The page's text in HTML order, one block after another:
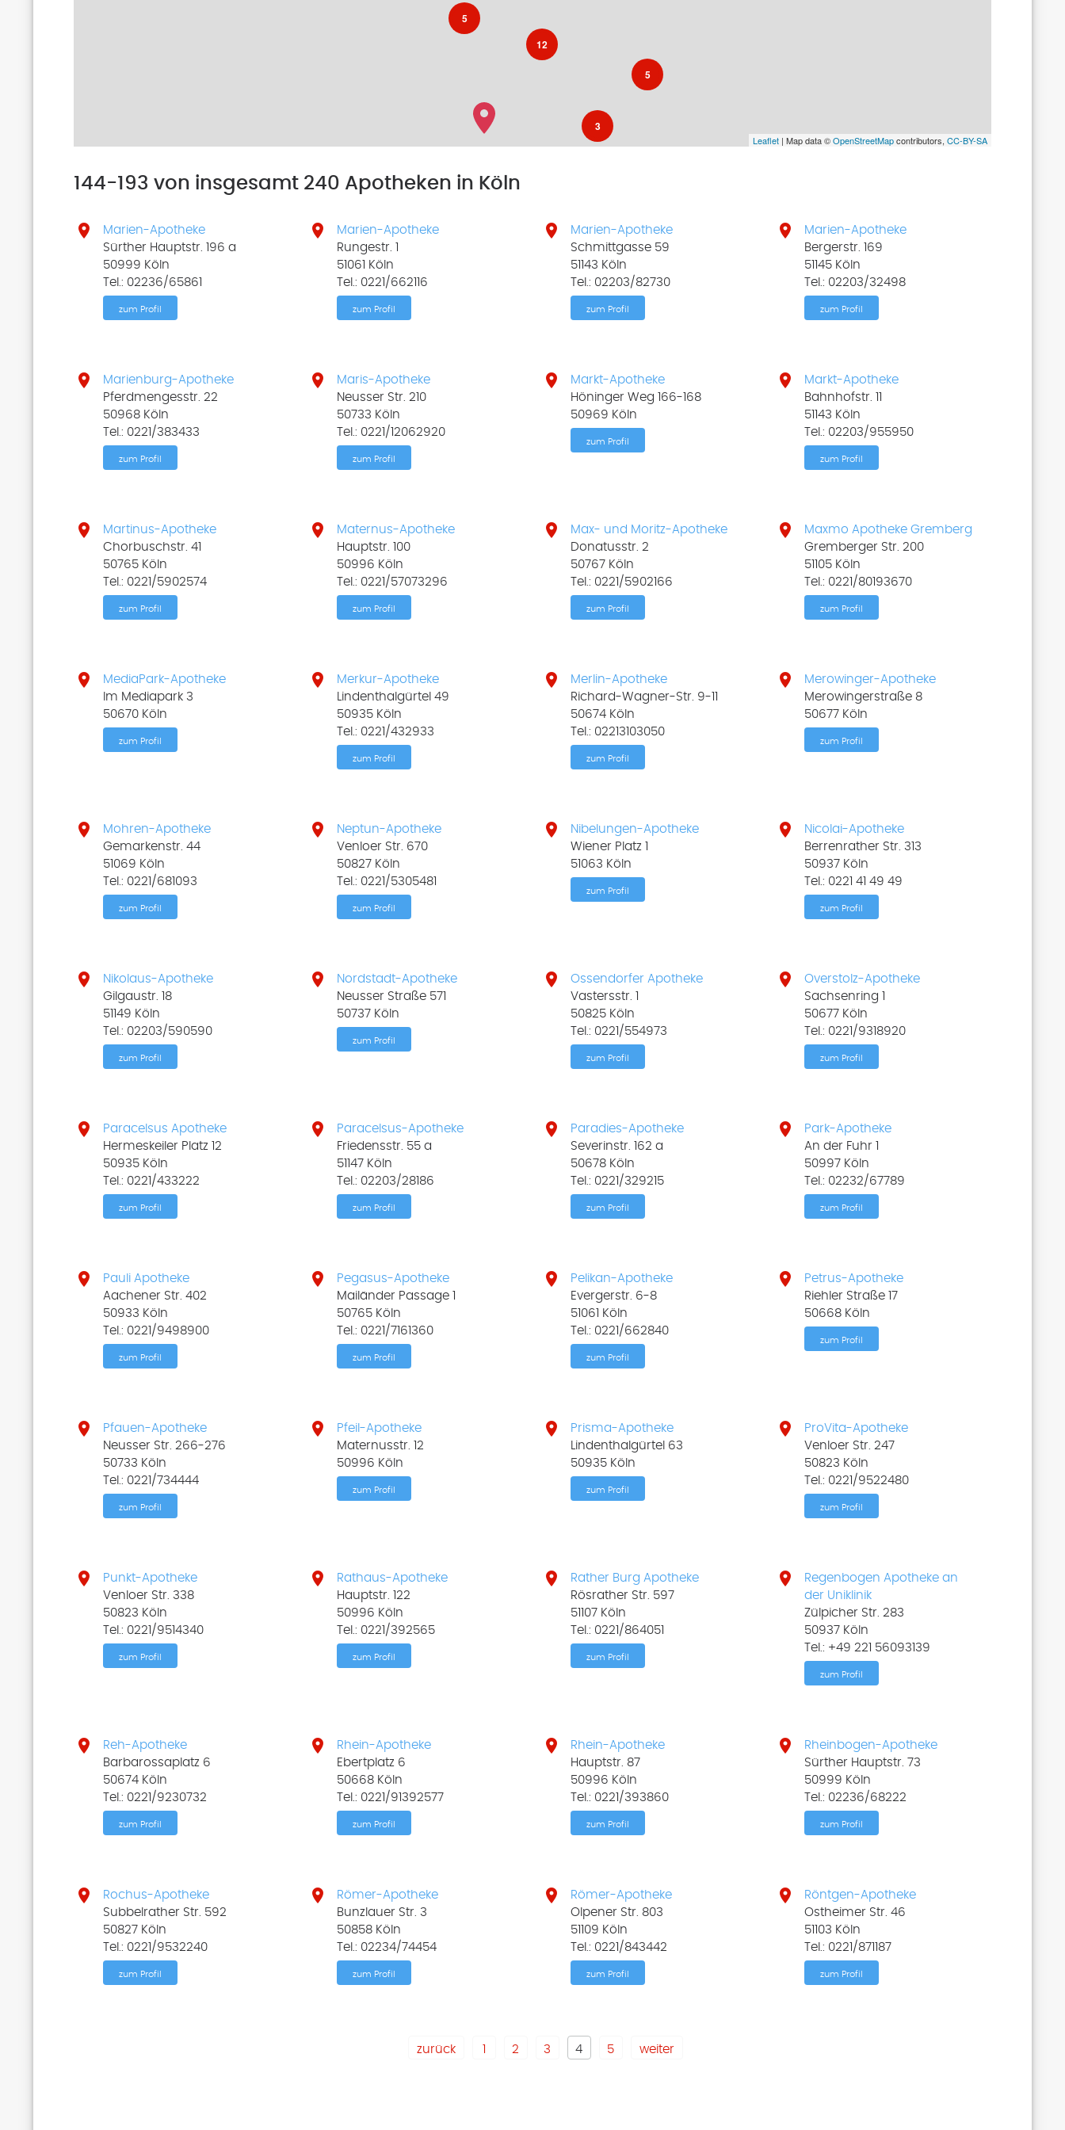
5
5
12
3
Leaflet| Map data ©OpenStreetMapcontributors, CC-BY-SA
144-193 von insgesamt 240 Apotheken in Köln

Marien-Apotheke
Sürther Hauptstr. 196 a
50999 Köln
Tel.: 02236/65861
zum Profil

Marien-Apotheke
Rungestr. 1
51061 Köln
Tel.: 0221/662116
zum Profil

Marien-Apotheke
Schmittgasse 59
51143 Köln
Tel.: 02203/82730
zum Profil

Marien-Apotheke
Bergerstr. 169
51145 Köln
Tel.: 02203/32498
zum Profil

Marienburg-Apotheke
Pferdmengesstr. 22
50968 Köln
Tel.: 0221/383433
zum Profil

Maris-Apotheke
Neusser Str. 210
50733 Köln
Tel.: 0221/12062920
zum Profil

Markt-Apotheke
Höninger Weg 166-168
50969 Köln
zum Profil

Markt-Apotheke
Bahnhofstr. 11
51143 Köln
Tel.: 02203/955950
zum Profil

Martinus-Apotheke
Chorbuschstr. 41
50765 Köln
Tel.: 0221/5902574
zum Profil

Maternus-Apotheke
Hauptstr. 100
50996 Köln
Tel.: 0221/57073296
zum Profil

Max- und Moritz-Apotheke
Donatusstr. 2
50767 Köln
Tel.: 0221/5902166
zum Profil

Maxmo Apotheke Gremberg
Gremberger Str. 200
51105 Köln
Tel.: 0221/80193670
zum Profil

MediaPark-Apotheke
Im Mediapark 3
50670 Köln
zum Profil

Merkur-Apotheke
Lindenthalgürtel 49
50935 Köln
Tel.: 0221/432933
zum Profil

Merlin-Apotheke
Richard-Wagner-Str. 9-11
50674 Köln
Tel.: 02213103050
zum Profil

Merowinger-Apotheke
Merowingerstraße 8
50677 Köln
zum Profil

Mohren-Apotheke
Gemarkenstr. 44
51069 Köln
Tel.: 0221/681093
zum Profil

Neptun-Apotheke
Venloer Str. 670
50827 Köln
Tel.: 0221/5305481
zum Profil

Nibelungen-Apotheke
Wiener Platz 1
51063 Köln
zum Profil

Nicolai-Apotheke
Berrenrather Str. 313
50937 Köln
Tel.: 0221 41 49 49
zum Profil

Nikolaus-Apotheke
Gilgaustr. 18
51149 Köln
Tel.: 02203/590590
zum Profil

Nordstadt-Apotheke
Neusser Straße 571
50737 Köln
zum Profil

Ossendorfer Apotheke
Vastersstr. 1
50825 Köln
Tel.: 0221/554973
zum Profil

Overstolz-Apotheke
Sachsenring 1
50677 Köln
Tel.: 0221/9318920
zum Profil

Paracelsus Apotheke
Hermeskeiler Platz 12
50935 Köln
Tel.: 0221/433222
zum Profil

Paracelsus-Apotheke
Friedensstr. 55 a
51147 Köln
Tel.: 02203/28186
zum Profil

Paradies-Apotheke
Severinstr. 162 a
50678 Köln
Tel.: 0221/329215
zum Profil

Park-Apotheke
An der Fuhr 1
50997 Köln
Tel.: 02232/67789
zum Profil

Pauli Apotheke
Aachener Str. 402
50933 Köln
Tel.: 0221/9498900
zum Profil

Pegasus-Apotheke
Mailänder Passage 1
50765 Köln
Tel.: 0221/7161360
zum Profil

Pelikan-Apotheke
Evergerstr. 6-8
51061 Köln
Tel.: 0221/662840
zum Profil

Petrus-Apotheke
Riehler Straße 17
50668 Köln
zum Profil

Pfauen-Apotheke
Neusser Str. 266-276
50733 Köln
Tel.: 0221/734444
zum Profil

Pfeil-Apotheke
Maternusstr. 12
50996 Köln
zum Profil

Prisma-Apotheke
Lindenthalgürtel 63
50935 Köln
zum Profil

ProVita-Apotheke
Venloer Str. 247
50823 Köln
Tel.: 0221/9522480
zum Profil

Punkt-Apotheke
Venloer Str. 338
50823 Köln
Tel.: 0221/9514340
zum Profil

Rathaus-Apotheke
Hauptstr. 122
50996 Köln
Tel.: 0221/392565
zum Profil

Rather Burg Apotheke
Rösrather Str. 597
51107 Köln
Tel.: 0221/864051
zum Profil

Regenbogen Apotheke an
der Uniklinik
Zülpicher Str. 283
50937 Köln
Tel.: +49 221 56093139
zum Profil

Reh-Apotheke
Barbarossaplatz 6
50674 Köln
Tel.: 0221/9230732
zum Profil

Rhein-Apotheke
Ebertplatz 6
50668 Köln
Tel.: 0221/91392577
zum Profil

Rhein-Apotheke
Hauptstr. 87
50996 Köln
Tel.: 0221/393860
zum Profil

Rheinbogen-Apotheke
Sürther Hauptstr. 73
50999 Köln
Tel.: 02236/68222
zum Profil

Rochus-Apotheke
Subbelrather Str. 592
50827 Köln
Tel.: 0221/9532240
zum Profil

Römer-Apotheke
Bunzlauer Str. 3
50858 Köln
Tel.: 02234/74454
zum Profil

Römer-Apotheke
Olpener Str. 803
51109 Köln
Tel.: 0221/843442
zum Profil

Röntgen-Apotheke
Ostheimer Str. 46
51103 Köln
Tel.: 0221/871187
zum Profil
zurück 1 2 3 4 5 weiter